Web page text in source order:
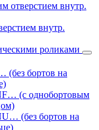
отверстием внутр.
внутр.
роликами
бортов на
(с однобортовым
(без бортов на